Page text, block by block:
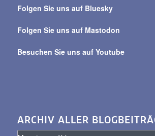
Folgen Sie uns auf Bluesky
Folgen Sie uns auf Mastodon
Besuchen Sie uns auf Youtube
ARCHIV ALLER